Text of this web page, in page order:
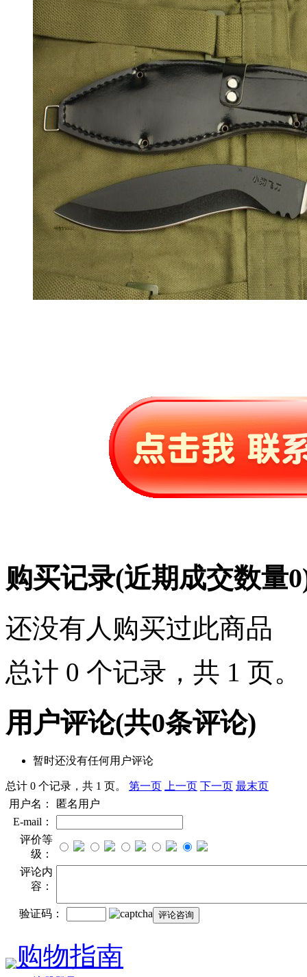
购买记录(近期成交数量0
还没有人购买过此商品
总计 0 个记录，共 1 页。
用户评论(共0条评论)
暂时还没有任何用户评论
总计 0 个记录，共 1 页。 第一页 上一页 下一页 最末页
用户名：
匿名用户
E-mail：
评价等
级：
评论内
容：
验证码：
购物指南